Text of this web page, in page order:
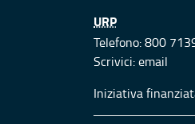
URP
Telefono: 800
Scrivici:email
Iniziativa